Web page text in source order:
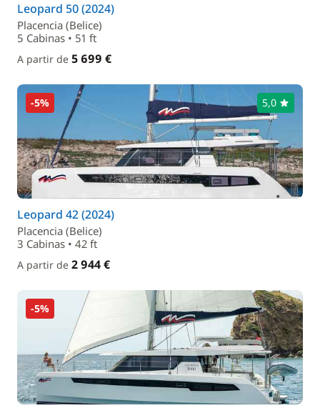
Leopard 50 (2024)
Placencia (Belice)
5 Cabinas • 51 ft
A partir de 5 699 €
-5% 5,0
Leopard 42 (2024)
Placencia (Belice)
3 Cabinas • 42 ft
A partir de 2 944 €
-5%